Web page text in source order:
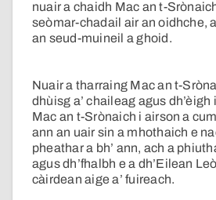
nuair a chaidh Mac an t-
seòmar-chadail air an oidhche,
an seud-muineil a ghoid.
Nuair a tharraing Mac an t-
dhùisg a’ chaileag agus
Mac an t-Srònaich i airson a
ann an uair sin a mhothaich e
pheathar a bh’ ann, ach a
agus dh’fhalbh e a dh’Eilean
càirdean aige a’ fuireach.